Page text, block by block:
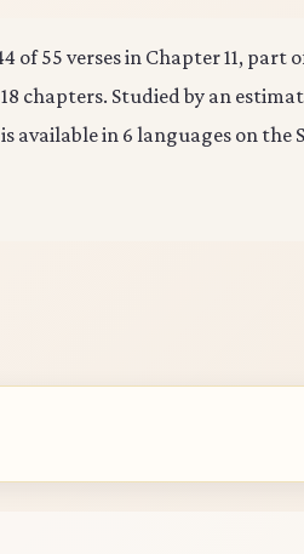
of 55 verses in Chapter 11, part
chapters. Studied by an
available in 6 languages on the